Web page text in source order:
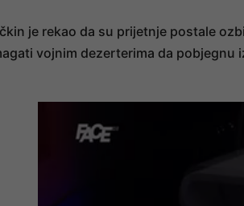
je rekao da su prijetnje postale
vojnim dezerterima da pobjegnu